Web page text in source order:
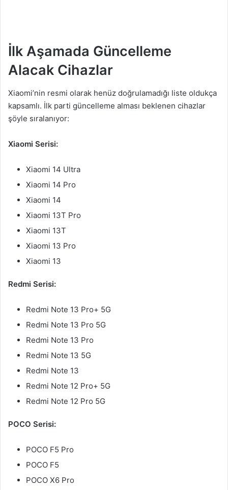
İlk Aşamada Güncelleme
Alacak Cihazlar
Xiaomi’nin resmi olarak henüz doğrulamadığı liste oldukça
kapsamlı. İlk parti güncelleme alması beklenen cihazlar
şöyle sıralanıyor:
Xiaomi Serisi:
Xiaomi 14 Ultra
Xiaomi 14 Pro
Xiaomi 14
Xiaomi 13T Pro
Xiaomi 13T
Xiaomi 13 Pro
Xiaomi 13
Redmi Serisi:
Redmi Note 13 Pro+ 5G
Redmi Note 13 Pro 5G
Redmi Note 13 Pro
Redmi Note 13 5G
Redmi Note 13
Redmi Note 12 Pro+ 5G
Redmi Note 12 Pro 5G
POCO Serisi:
POCO F5 Pro
POCO F5
POCO X6 Pro